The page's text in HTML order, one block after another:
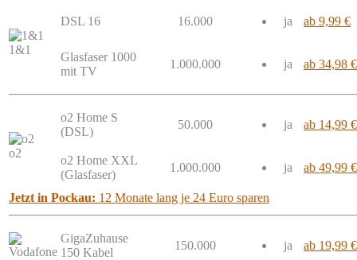
1&1
DSL 16 16.000 ja ab 9,99 €
Glasfaser 1000
mit TV
1.000.000 ja ab 34,98 €
o2
o2 Home S
(DSL)
50.000 ja ab 14,99 €
o2 Home XXL
(Glasfaser)
1.000.000 ja ab 49,99 €
Jetzt in Pockau: 12 Monate lang je 24 Euro sparen
GigaZuhause
150 Kabel
150.000 ja ab 19,99 €